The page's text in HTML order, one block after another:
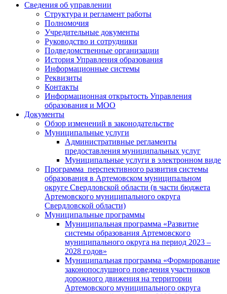
Сведения об управлении
Структура и регламент работы
Полномочия
Учредительные документы
Руководство и сотрудники
Подведомственные организации
История Управления образования
Информационные системы
Реквизиты
Контакты
Информационная открытость Управления
образования и МОО
Документы
Обзор изменений в законодательстве
Муниципальные услуги
Административные регламенты
предоставления муниципальных услуг
Муниципальные услуги в электронном виде
Программа перспективного развития системы
образования в Артемовском муниципальном
округе Свердловской области (в части бюджета
Артемовского муниципального округа
Свердловской области)
Муниципальные программы
Муниципальная программа «Развитие
системы образования Артемовского
муниципального округа на период 2023 –
2028 годов»
Муниципальная программа «Формирование
законопослушного поведения участников
дорожного движения на территории
Артемовского муниципального округа